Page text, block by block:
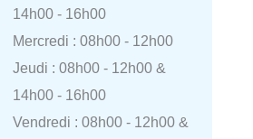
14h00 - 16h00
Mercredi : 08h00 - 12h00
Jeudi : 08h00 - 12h00 &
14h00 - 16h00
Vendredi : 08h00 - 12h00 &